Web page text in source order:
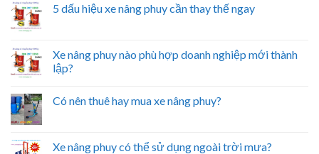
5 dấu hiệu xe nâng phuy cần thay thế ngay
Xe nâng phuy nào phù hợp doanh nghiệp mới thành
lập?
Có nên thuê hay mua xe nâng phuy?
Xe nâng phuy có thể sử dụng ngoài trời mưa?